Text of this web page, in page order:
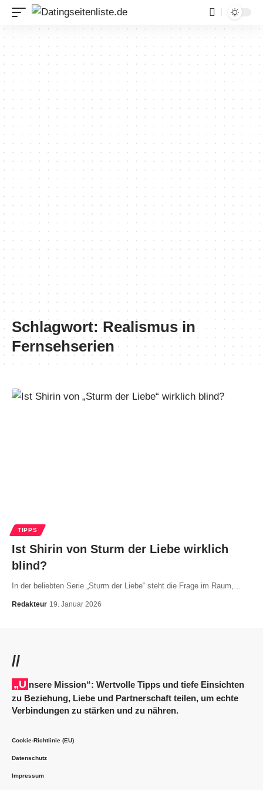
Schlagwort:Realismus in
Fernsehserien
TIPPS
Ist Shirin von Sturm der Liebe wirklich
blind?
In der beliebten Serie „Sturm der Liebe“ steht die Frage im Raum,
Redakteur 19. Januar 2026
//
„Unsere Mission“: Wertvolle Tipps und tiefe Einsichten
zu Beziehung, Liebe und Partnerschaft teilen, um echte
Verbindungen zu stärken und zu nähren.
Cookie-Richtlinie (EU)
Datenschutz
Impressum